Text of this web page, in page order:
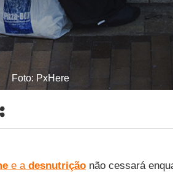
Foto: PxHere
e a desnutriçãonão cessará